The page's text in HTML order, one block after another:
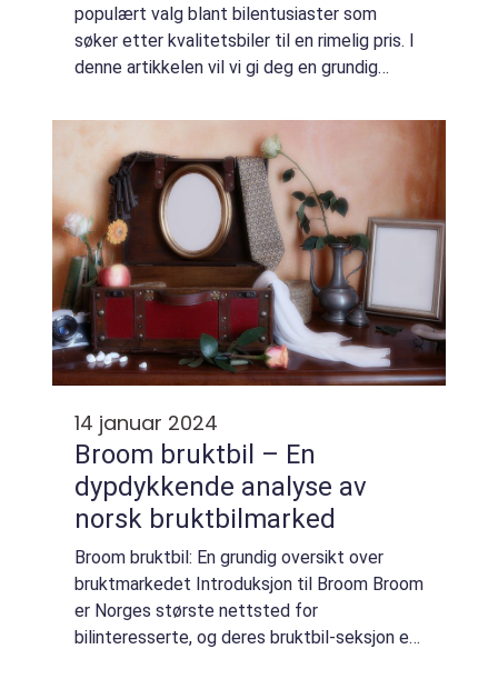
populært valg blant bilentusiaster som
søker etter kvalitetsbiler til en rimelig pris. I
denne artikkelen vil vi gi deg en grundig
forskjellige typene som finnes, hvilk...
14 januar 2024
Broom bruktbil – En
dypdykkende analyse av
norsk bruktbilmarked
Broom bruktbil: En grundig oversikt over
bruktmarkedet Introduksjon til Broom Broom
er Norges største nettsted for
bilinteresserte, og deres bruktbil-seksjon er